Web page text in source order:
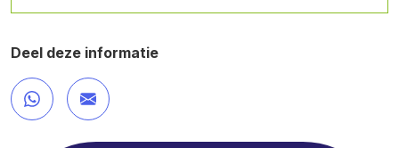
Deel deze informatie